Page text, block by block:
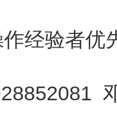
经验者优